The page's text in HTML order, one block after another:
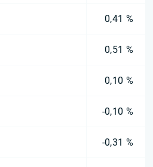
0,41 %
0,51 %
0,10 %
-0,10 %
-0,31 %